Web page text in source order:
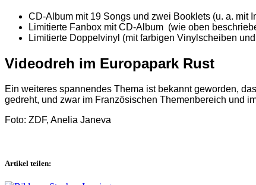
CD-Album mit 19 Songs und zwei Booklets (u. a. mit
Limitierte Fanbox mit CD-Album (wie oben
Limitierte Doppelvinyl (mit farbigen Vinylscheiben
Videodreh im Europapark Rust
Ein weiteres spannendes Thema ist bekannt geworden,
gedreht, und zwar im Französischen Themenbereich und
Foto: ZDF, Anelia Janeva
Artikel teilen: